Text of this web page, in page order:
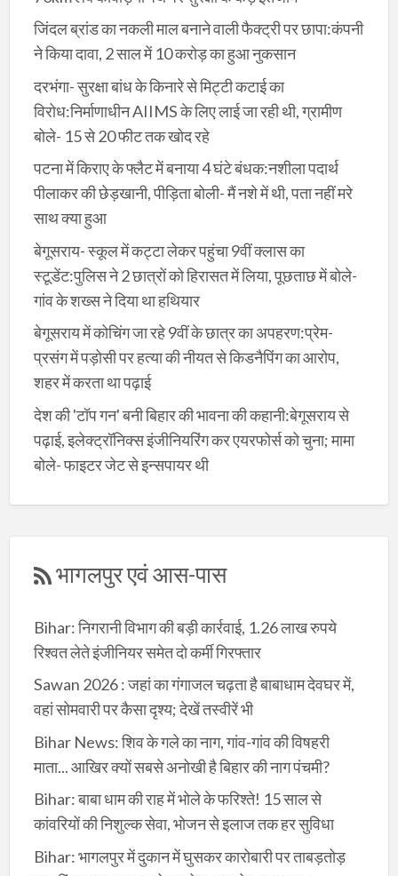
जिंदल ब्रांड का नकली माल बनाने वाली फैक्ट्री पर छापा:कंपनी
ने किया दावा, 2 साल में 10 करोड़ का हुआ नुकसान
दरभंगा- सुरक्षा बांध के किनारे से मिट्टी कटाई का
विरोध:निर्माणाधीन AIIMS के लिए लाई जा रही थी, ग्रामीण
बोले- 15 से 20 फीट तक खोद रहे
पटना में किराए के फ्लैट में बनाया 4 घंटे बंधक:नशीला पदार्थ
पीलाकर की छेड़खानी, पीड़िता बोली- मैं नशे में थी, पता नहीं मरे
साथ क्या हुआ
बेगूसराय- स्कूल में कट्टा लेकर पहुंचा 9वीं क्लास का
स्टूडेंट:पुलिस ने 2 छात्रों को हिरासत में लिया, पूछताछ में बोले-
गांव के शख्स ने दिया था हथियार
बेगूसराय में कोचिंग जा रहे 9वीं के छात्र का अपहरण:प्रेम-
प्रसंग में पड़ोसी पर हत्या की नीयत से किडनैपिंग का आरोप,
शहर में करता था पढ़ाई
देश की 'टॉप गन' बनी बिहार की भावना की कहानी:बेगूसराय से
पढ़ाई, इलेक्ट्रॉनिक्स इंजीनियरिंग कर एयरफोर्स को चुना; मामा
बोले- फाइटर जेट से इन्सपायर थी
भागलपुर एवं आस-पास
Bihar: निगरानी विभाग की बड़ी कार्रवाई, 1.26 लाख रुपये
रिश्वत लेते इंजीनियर समेत दो कर्मी गिरफ्तार
Sawan 2026 : जहां का गंगाजल चढ़ता है बाबाधाम देवघर में,
वहां सोमवारी पर कैसा दृश्य; देखें तस्वीरें भी
Bihar News: शिव के गले का नाग, गांव-गांव की विषहरी
माता... आखिर क्यों सबसे अनोखी है बिहार की नाग पंचमी?
Bihar: बाबा धाम की राह में भोले के फरिश्ते! 15 साल से
कांवरियों की निशुल्क सेवा, भोजन से इलाज तक हर सुविधा
Bihar: भागलपुर में दुकान में घुसकर कारोबारी पर ताबड़तोड़